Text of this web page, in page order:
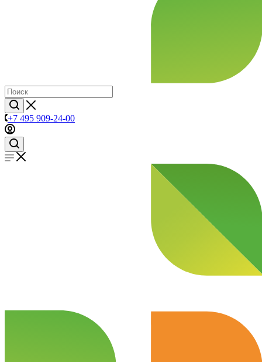
+7 495 909-24-00